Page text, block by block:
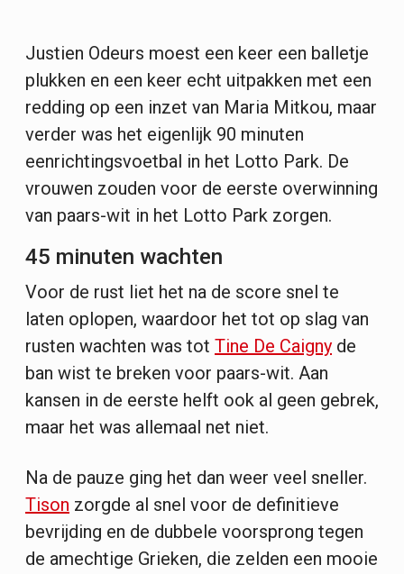
Justien Odeurs moest een keer een balletje
plukken en een keer echt uitpakken met een
redding op een inzet van Maria Mitkou, maar
verder was het eigenlijk 90 minuten
eenrichtingsvoetbal in het Lotto Park. De
vrouwen zouden voor de eerste overwinning
van paars-wit in het Lotto Park zorgen.
45 minuten wachten
Voor de rust liet het na de score snel te
laten oplopen, waardoor het tot op slag van
rusten wachten was tot Tine De Caigny de
ban wist te breken voor paars-wit. Aan
kansen in de eerste helft ook al geen gebrek,
maar het was allemaal net niet.
Na de pauze ging het dan weer veel sneller.
Tison zorgde al snel voor de definitieve
bevrijding en de dubbele voorsprong tegen
de amechtige Grieken, die zelden een mooie